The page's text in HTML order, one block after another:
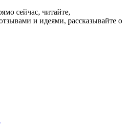
сейчас, читайте,
и идеями, рассказывайте о